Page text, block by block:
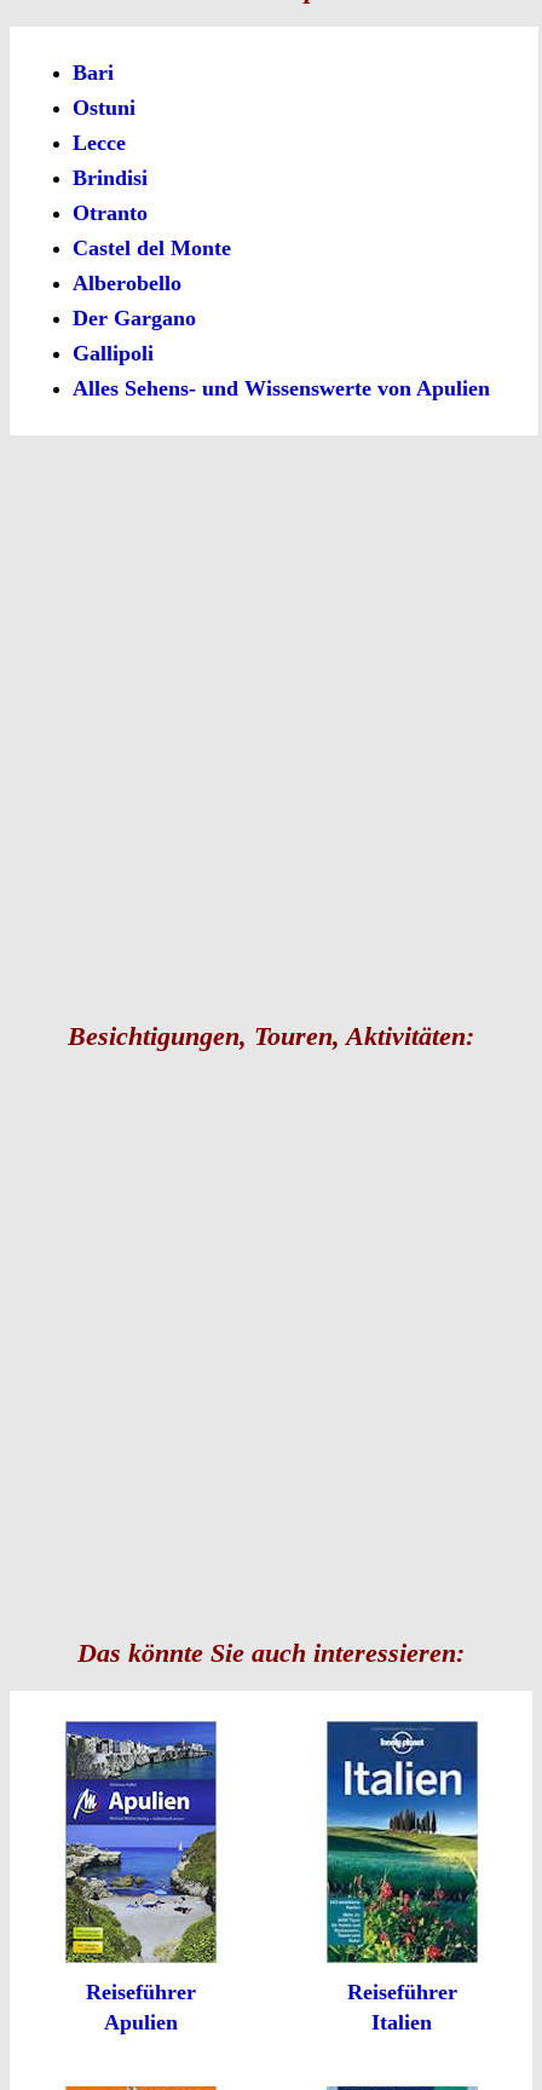
Bari
Ostuni
Lecce
Brindisi
Otranto
Castel del Monte
Alberobello
Der Gargano
Gallipoli
Alles Sehens- und Wissenswerte von Apulien
Besichtigungen, Touren, Aktivitäten:
Das könnte Sie auch interessieren:
Reiseführer
Apulien
Reiseführer
Italien